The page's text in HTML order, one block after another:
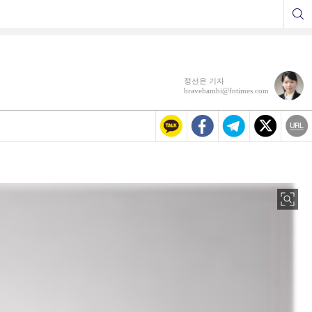
정선은 기자
bravebambi@fntimes.com